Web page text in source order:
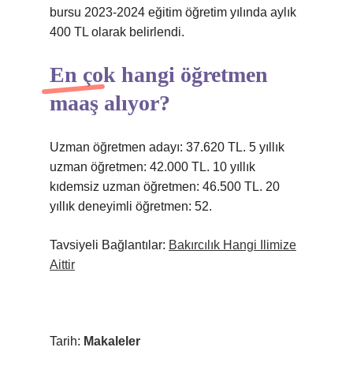
bursu 2023-2024 eğitim öğretim yılında aylık
400 TL olarak belirlendi.
En çok hangi öğretmen
maaş alıyor?
Uzman öğretmen adayı: 37.620 TL. 5 yıllık
uzman öğretmen: 42.000 TL. 10 yıllık
kıdemsiz uzman öğretmen: 46.500 TL. 20
yıllık deneyimli öğretmen: 52.
Tavsiyeli Bağlantılar: Bakırcılık Hangi Ilimize
Aittir
Tarih: Makaleler